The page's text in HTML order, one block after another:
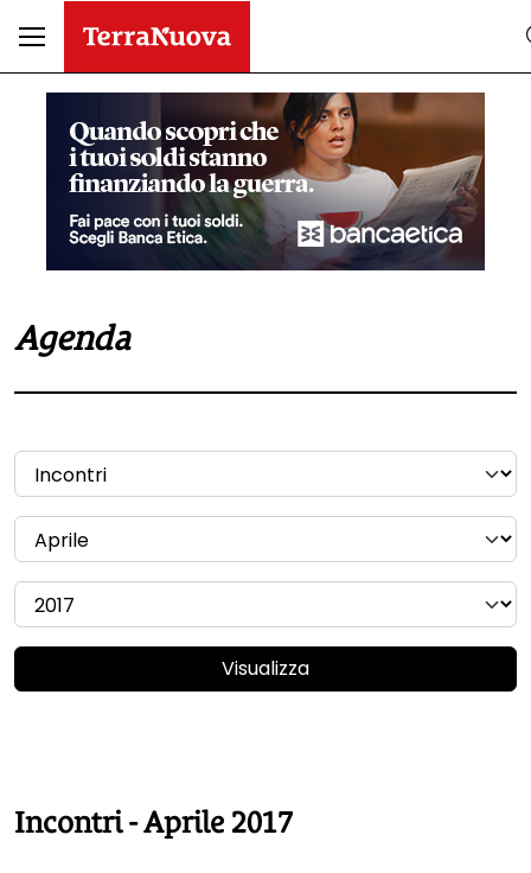
Agenda
Visualizza
Incontri - Aprile 2017